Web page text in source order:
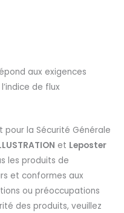
aux exigences
de flux
pour la Sécurité Générale
et Leposter
les produits de
et conformes aux
ou préoccupations
des produits, veuillez